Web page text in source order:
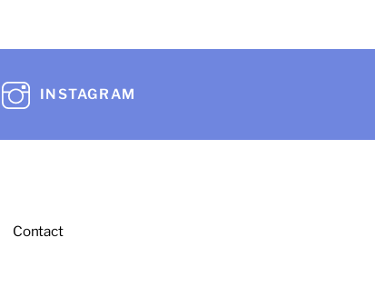
INSTAGRAM
Contact